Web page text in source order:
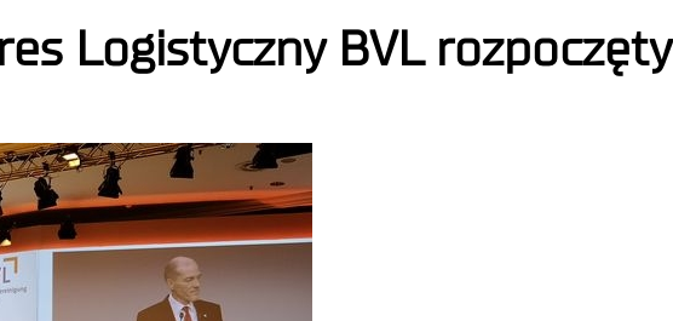
Logistyczny BVL rozpoczęty